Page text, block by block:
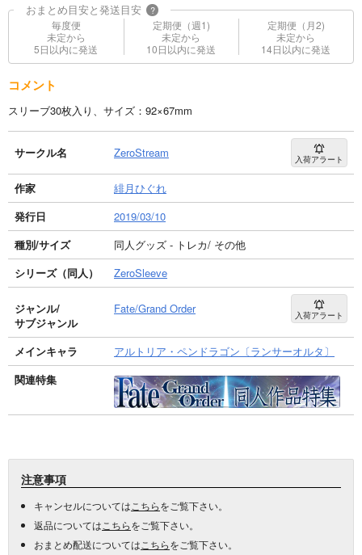
おまとめ目安と発送目安 ?
毎度便
未定から
5日以内に発送
定期便（週1)
未定から
10日以内に発送
定期便（月2)
未定から
14日以内に発送
コメント
スリーブ30枚入り、サイズ：92×67mm
サークル名 ZeroStream 入荷アラート
作家
緋月ひぐれ
発行日
2019/03/10
種別/サイズ
同人グッズ - トレカ/ その他
シリーズ（同人）
ZeroSleeve
ジャンル/
サブジャンル
Fate/Grand Order 入荷アラート
メインキャラ
アルトリア・ペンドラゴン〔ランサーオルタ〕
関連特集
注意事項
キャンセルについては こちらをご覧下さい。
返品については こちらをご覧下さい。
おまとめ配送については こちらをご覧下さい。